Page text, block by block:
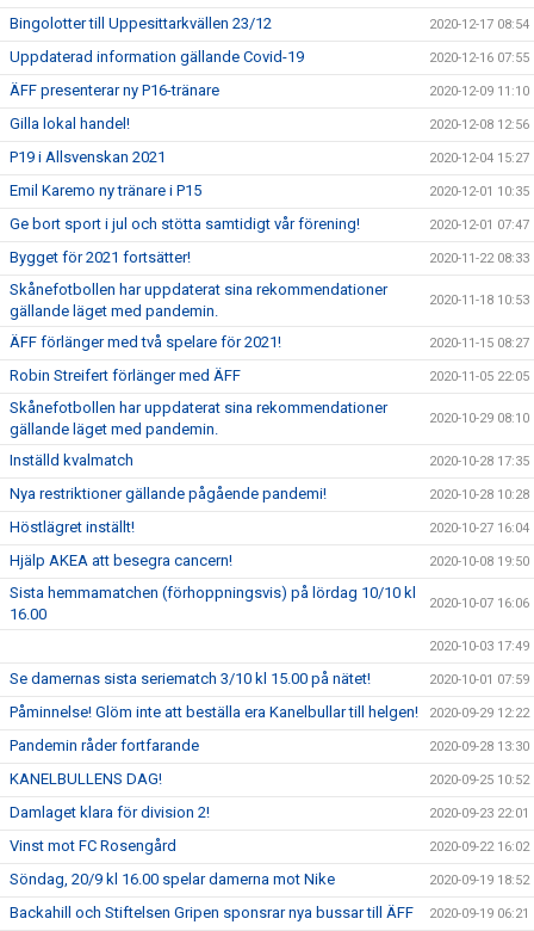
Bingolotter till Uppesittarkvällen 23/12 2020-12-17 08:54
Uppdaterad information gällande Covid-19 2020-12-16 07:55
ÄFF presenterar ny P16-tränare 2020-12-09 11:10
Gilla lokal handel! 2020-12-08 12:56
P19 i Allsvenskan 2021 2020-12-04 15:27
Emil Karemo ny tränare i P15 2020-12-01 10:35
Ge bort sport i jul och stötta samtidigt vår förening! 2020-12-01 07:47
Bygget för 2021 fortsätter! 2020-11-22 08:33
Skånefotbollen har uppdaterat sina rekommendationer
gällande läget med pandemin.
2020-11-18 10:53
ÄFF förlänger med två spelare för 2021! 2020-11-15 08:27
Robin Streifert förlänger med ÄFF 2020-11-05 22:05
Skånefotbollen har uppdaterat sina rekommendationer
gällande läget med pandemin.
2020-10-29 08:10
Inställd kvalmatch 2020-10-28 17:35
Nya restriktioner gällande pågående pandemi! 2020-10-28 10:28
Höstlägret inställt! 2020-10-27 16:04
Hjälp AKEA att besegra cancern! 2020-10-08 19:50
Sista hemmamatchen (förhoppningsvis) på lördag 10/10 kl
16.00
2020-10-07 16:06
2020-10-03 17:49
Se damernas sista seriematch 3/10 kl 15.00 på nätet! 2020-10-01 07:59
Påminnelse! Glöm inte att beställa era Kanelbullar till helgen! 2020-09-29 12:22
Pandemin råder fortfarande 2020-09-28 13:30
KANELBULLENS DAG! 2020-09-25 10:52
Damlaget klara för division 2! 2020-09-23 22:01
Vinst mot FC Rosengård 2020-09-22 16:02
Söndag, 20/9 kl 16.00 spelar damerna mot Nike 2020-09-19 18:52
Backahill och Stiftelsen Gripen sponsrar nya bussar till ÄFF 2020-09-19 06:21